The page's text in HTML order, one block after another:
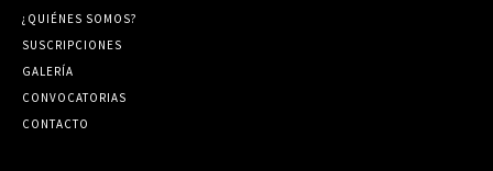
¿QUIÉNES SOMOS?
SUSCRIPCIONES
GALERÍA
CONVOCATORIAS
CONTACTO